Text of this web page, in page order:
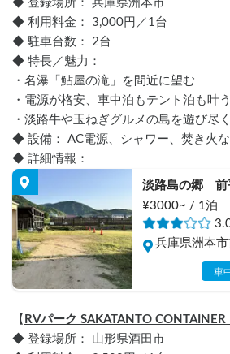
◆ 登録場所： 兵庫県洲本市
◆ 利用料金： 3,000円／1台
◆ 駐車台数： 2台
◆ 特長／魅力：
・名瀑「鮎屋の滝」を間近に望む
・電源が格安、車中泊もテント泊も叶
・淡路牛や玉ねぎグルメの島を遊び尽
◆ 設備： AC電源、シャワー、焚き火
◆ 詳細情報：
淡路島の郷　前
¥3000~ / 1泊
兵庫県洲本
車
【 RVパーク SAKATANTO
◆ 登録場所： 山形県酒田市